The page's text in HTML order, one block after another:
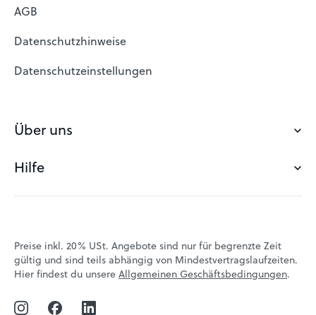
Webhosting Österreich
AGB
Datenschutzhinweise
Datenschutzeinstellungen
Über uns
Über easyname
Kundenerfahrungen
Blog
Hilfe
Kontakt
Preise inkl. 20% USt. Angebote sind nur für begrenzte Zeit
gültig und sind teils abhängig von Mindestvertragslaufzeiten.
Hier findest du unsereAllgemeinen Geschäftsbedingungen.